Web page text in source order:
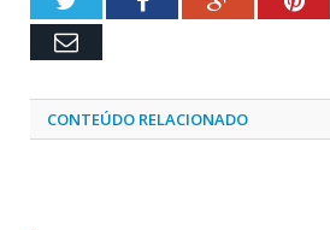
Email
CONTEÚDO RELACIONADO